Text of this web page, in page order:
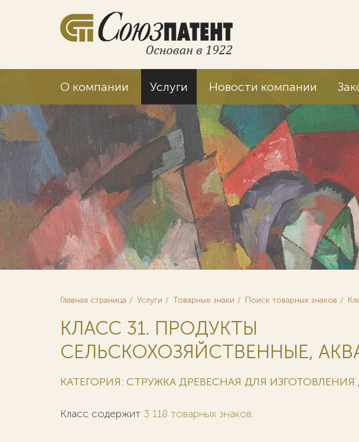
О компании Услуги Новости компании
Главная страница Услуги Товарные знаки Поиск товарных знаков
КЛАСС 31. ПРОДУКТЫ
СЕЛЬСКОХОЗЯЙСТВЕННЫЕ,
КАТЕГОРИЯ: СТРУЖКА ДРЕВЕСНАЯ ДЛЯ
Класс содержит 3 118 товарных знаков.